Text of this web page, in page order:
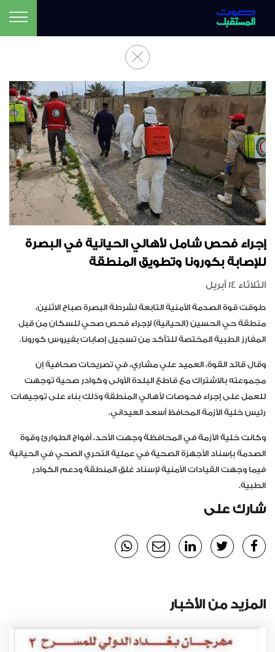
إجراء فحص شامل لأهالي الحيانية في البصرة
للإصابة بكورونا وتطويق المنطقة
الثلاثاء 14 أبريل
طوقت قوة الصدمة الأمنية التابعة لشرطة البصرة صباح الاثنين،
منطقة حي الحسين (الحيانية) لإجراء فحص صحي للسكان مِن قبل
المفارز الطبية المختصة للتأكد من تسجيل إصابات بفيروس كورونا.
وقال قائد القوة، العميد علي مشاري، في تصريحات صحافية إن
مجموعته بالاشتراك مع قاطع البلدة الأولى وكوادر صحية توجهت
للعمل على إجراء فحوصات لأهالي المنطقة وذلك بناء على توجيهات
رئيس خلية الأزمة المحافظ أسعد العيداني.
وكانت خلية الأزمة في المحافظة وجهت الأحد، أفواج الطوارئ وقوة
الصدمة بإسناد الأجهزة الصحية في عملية التحري الصحي في الحيانية
فيما وجهت القيادات الأمنية لإسناد غلق المنطقة ودعم الكوادر
الطبية.
شارك على
المزيد من الأخبار